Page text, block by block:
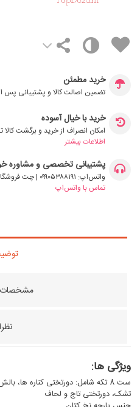
خرید مطمئن
تضمین اصالت کالا و پشتیبانی پس
خرید با خیال آسوده
امکان انصراف از خرید و برگشت کالا تا ۷
اطلاعات بیشتر
پشتیبانی تخصصی و مشاوره
واتس‌اپ: ۰۹۹۰۵۳۸۸۱۹۱ | چت فروشگاه
تماس با واتس‌اپ
ویژگی ها:
ست 8 تکه شامل: دورتختی کناره ها،
تشک، دورتختی تاج و لحاف